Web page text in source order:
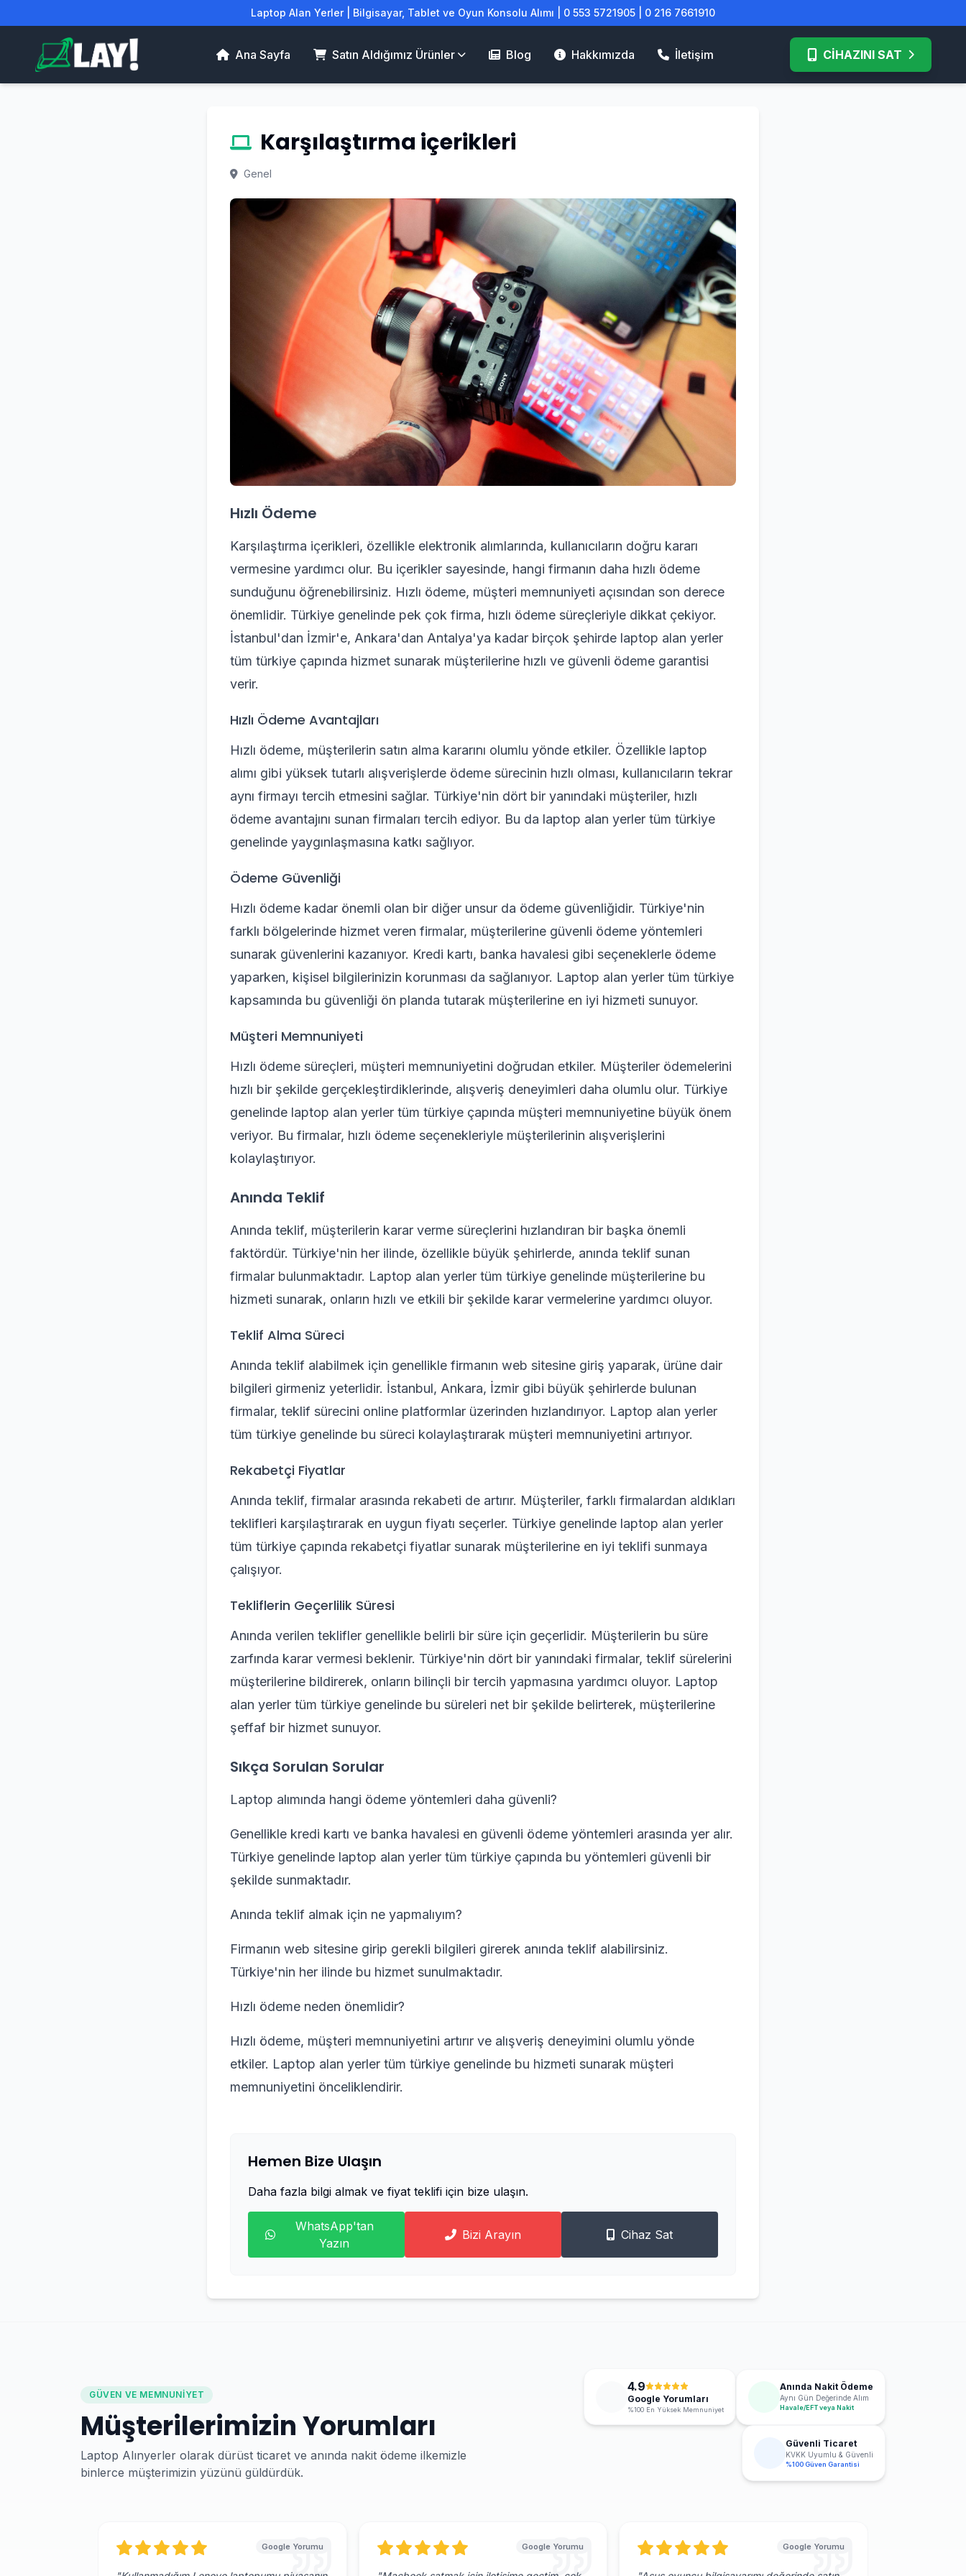
Laptop Alan Yerler | Bilgisayar, Tablet ve Oyun Konsolu Alımı | 0 553 5721905 | 0 216 7661910
Ana Sayfa Satın Aldığımız Ürünler Blog Hakkımızda İletişim CİHAZINI SAT
Karşılaştırma içerikleri
Genel
Hızlı Ödeme
Karşılaştırma içerikleri, özellikle elektronik alımlarında, kullanıcıların doğru kararı
vermesine yardımcı olur. Bu içerikler sayesinde, hangi firmanın daha hızlı ödeme
sunduğunu öğrenebilirsiniz. Hızlı ödeme, müşteri memnuniyeti açısından son derece
önemlidir. Türkiye genelinde pek çok firma, hızlı ödeme süreçleriyle dikkat çekiyor.
İstanbul'dan İzmir'e, Ankara'dan Antalya'ya kadar birçok şehirde laptop alan yerler
tüm türkiye çapında hizmet sunarak müşterilerine hızlı ve güvenli ödeme garantisi
verir.
Hızlı Ödeme Avantajları
Hızlı ödeme, müşterilerin satın alma kararını olumlu yönde etkiler. Özellikle laptop
alımı gibi yüksek tutarlı alışverişlerde ödeme sürecinin hızlı olması, kullanıcıların tekrar
aynı firmayı tercih etmesini sağlar. Türkiye'nin dört bir yanındaki müşteriler, hızlı
ödeme avantajını sunan firmaları tercih ediyor. Bu da laptop alan yerler tüm türkiye
genelinde yaygınlaşmasına katkı sağlıyor.
Ödeme Güvenliği
Hızlı ödeme kadar önemli olan bir diğer unsur da ödeme güvenliğidir. Türkiye'nin
farklı bölgelerinde hizmet veren firmalar, müşterilerine güvenli ödeme yöntemleri
sunarak güvenlerini kazanıyor. Kredi kartı, banka havalesi gibi seçeneklerle ödeme
yaparken, kişisel bilgilerinizin korunması da sağlanıyor. Laptop alan yerler tüm türkiye
kapsamında bu güvenliği ön planda tutarak müşterilerine en iyi hizmeti sunuyor.
Müşteri Memnuniyeti
Hızlı ödeme süreçleri, müşteri memnuniyetini doğrudan etkiler. Müşteriler ödemelerini
hızlı bir şekilde gerçekleştirdiklerinde, alışveriş deneyimleri daha olumlu olur. Türkiye
genelinde laptop alan yerler tüm türkiye çapında müşteri memnuniyetine büyük önem
veriyor. Bu firmalar, hızlı ödeme seçenekleriyle müşterilerinin alışverişlerini
kolaylaştırıyor.
Anında Teklif
Anında teklif, müşterilerin karar verme süreçlerini hızlandıran bir başka önemli
faktördür. Türkiye'nin her ilinde, özellikle büyük şehirlerde, anında teklif sunan
firmalar bulunmaktadır. Laptop alan yerler tüm türkiye genelinde müşterilerine bu
hizmeti sunarak, onların hızlı ve etkili bir şekilde karar vermelerine yardımcı oluyor.
Teklif Alma Süreci
Anında teklif alabilmek için genellikle firmanın web sitesine giriş yaparak, ürüne dair
bilgileri girmeniz yeterlidir. İstanbul, Ankara, İzmir gibi büyük şehirlerde bulunan
firmalar, teklif sürecini online platformlar üzerinden hızlandırıyor. Laptop alan yerler
tüm türkiye genelinde bu süreci kolaylaştırarak müşteri memnuniyetini artırıyor.
Rekabetçi Fiyatlar
Anında teklif, firmalar arasında rekabeti de artırır. Müşteriler, farklı firmalardan aldıkları
teklifleri karşılaştırarak en uygun fiyatı seçerler. Türkiye genelinde laptop alan yerler
tüm türkiye çapında rekabetçi fiyatlar sunarak müşterilerine en iyi teklifi sunmaya
çalışıyor.
Tekliflerin Geçerlilik Süresi
Anında verilen teklifler genellikle belirli bir süre için geçerlidir. Müşterilerin bu süre
zarfında karar vermesi beklenir. Türkiye'nin dört bir yanındaki firmalar, teklif sürelerini
müşterilerine bildirerek, onların bilinçli bir tercih yapmasına yardımcı oluyor. Laptop
alan yerler tüm türkiye genelinde bu süreleri net bir şekilde belirterek, müşterilerine
şeffaf bir hizmet sunuyor.
Sıkça Sorulan Sorular
Laptop alımında hangi ödeme yöntemleri daha güvenli?
Genellikle kredi kartı ve banka havalesi en güvenli ödeme yöntemleri arasında yer alır.
Türkiye genelinde laptop alan yerler tüm türkiye çapında bu yöntemleri güvenli bir
şekilde sunmaktadır.
Anında teklif almak için ne yapmalıyım?
Firmanın web sitesine girip gerekli bilgileri girerek anında teklif alabilirsiniz.
Türkiye'nin her ilinde bu hizmet sunulmaktadır.
Hızlı ödeme neden önemlidir?
Hızlı ödeme, müşteri memnuniyetini artırır ve alışveriş deneyimini olumlu yönde
etkiler. Laptop alan yerler tüm türkiye genelinde bu hizmeti sunarak müşteri
memnuniyetini önceliklendirir.
Hemen Bize Ulaşın
Daha fazla bilgi almak ve fiyat teklifi için bize ulaşın.
WhatsApp'tan
Yazın
Bizi Arayın Cihaz Sat
GÜVEN VE MEMNUNIYET
Müşterilerimizin Yorumları
Laptop Alınyerler olarak dürüst ticaret ve anında nakit ödeme ilkemizle
binlerce müşterimizin yüzünü güldürdük.
4.9
Google Yorumları
%100 En Yüksek Memnuniyet
Anında Nakit Ödeme
Aynı Gün Değerinde Alım
Havale/EFT veya Nakit
Güvenli Ticaret
KVKK Uyumlu & Güvenli
%100 Güven Garantisi
Google Yorumu Google Yorumu Google Yorumu